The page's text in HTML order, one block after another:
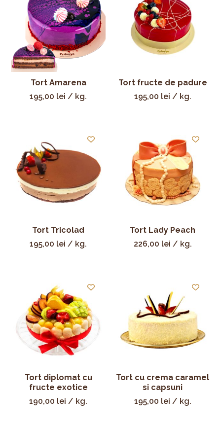
Tort Amarena
195,00 lei / kg.
Tort fructe de padure
195,00 lei / kg.
Tort Tricolad
195,00 lei / kg.
Tort Lady Peach
226,00 lei / kg.
Tort diplomat cu
fructe exotice
190,00 lei / kg.
Tort cu crema caramel
si capsuni
195,00 lei / kg.